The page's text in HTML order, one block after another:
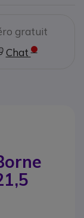
gratuit
Chat